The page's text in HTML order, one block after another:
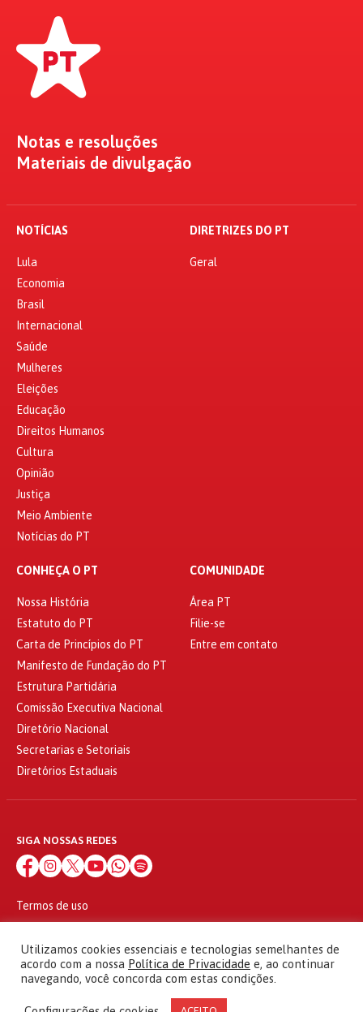
Notas e resoluções
Materiais de divulgação
NOTÍCIAS
Lula
Economia
Brasil
Internacional
Saúde
Mulheres
Eleições
Educação
Direitos Humanos
Cultura
Opinião
Justiça
Meio Ambiente
Notícias do PT
DIRETRIZES DO PT
Geral
CONHEÇA O PT
Nossa História
Estatuto do PT
Carta de Princípios do PT
Manifesto de Fundação do PT
Estrutura Partidária
Comissão Executiva Nacional
Diretório Nacional
Secretarias e Setoriais
Diretórios Estaduais
COMUNIDADE
Área PT
Filie-se
Entre em contato
SIGA NOSSAS REDES
Termos de uso
© 2010 - 2026
Partido dos Trabalhadores Todos os direitos reservados
Utilizamos cookies essenciais e tecnologias semelhantes de
acordo com a nossa Política de Privacidade e, ao continuar
navegando, você concorda com estas condições.